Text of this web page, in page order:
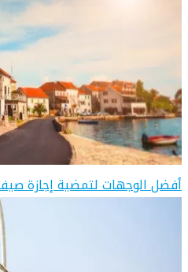
أفضل الوجهات لتمضية إجازة